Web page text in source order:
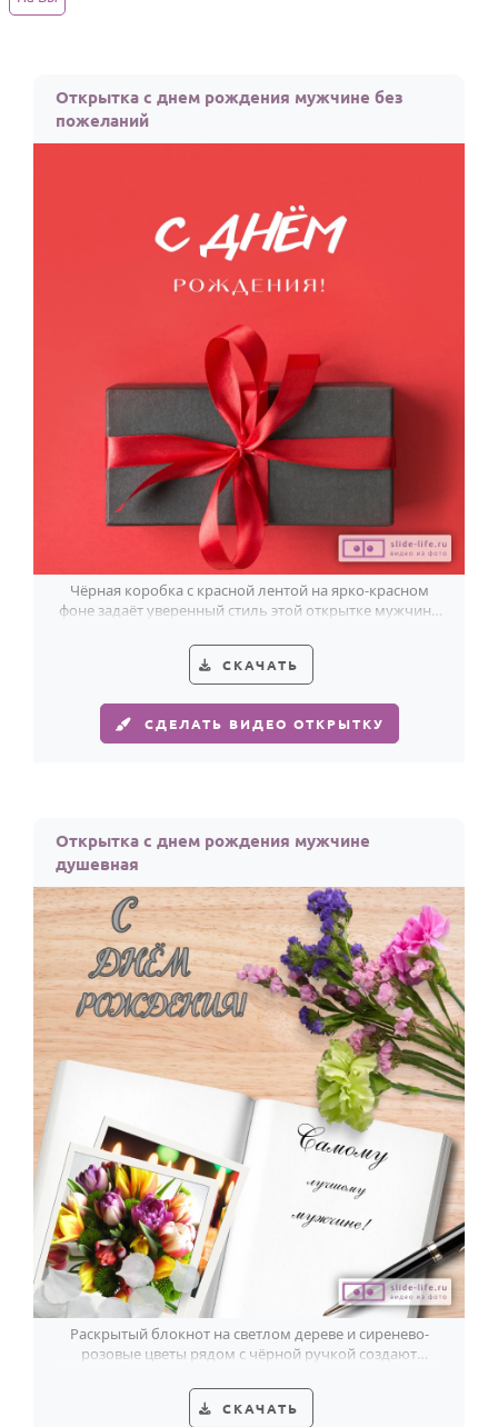
КОМУ
ПЕРСОНАЛЬНЫЕ
Пожелания
По именам
По годам
Открытка с днем рождения мужчине без
пожеланий
Чёрная коробка с красной лентой на ярко-красном
фоне задаёт уверенный стиль этой открытке мужчине
СКАЧАТЬ
СДЕЛАТЬ ВИДЕО ОТКРЫТКУ
Открытка с днем рождения мужчине
душевная
Раскрытый блокнот на светлом дереве и сиренево-
розовые цветы рядом с чёрной ручкой создают
СКАЧАТЬ